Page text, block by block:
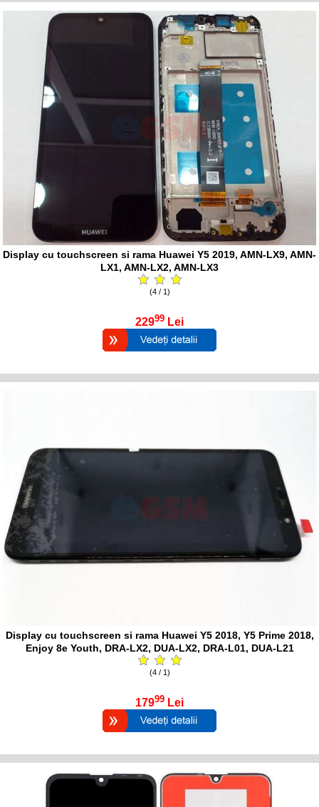
Display cu touchscreen si rama Huawei Y5 2019, AMN-LX9, AMN-
LX1, AMN-LX2, AMN-LX3
(4 / 1)
22999 Lei
Display cu touchscreen si rama Huawei Y5 2018, Y5 Prime 2018,
Enjoy 8e Youth, DRA-LX2, DUA-LX2, DRA-L01, DUA-L21
(4 / 1)
17999 Lei